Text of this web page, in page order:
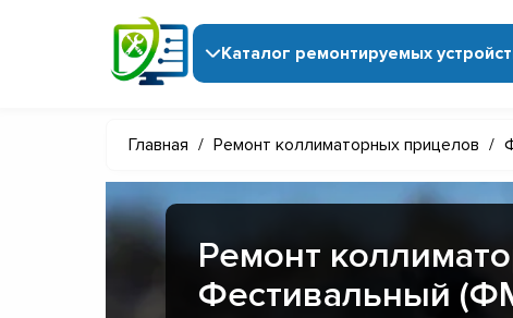
Каталог ремонтируемых
Главная / Ремонт коллиматорных прицелов /
Ремонт
Фестивальный